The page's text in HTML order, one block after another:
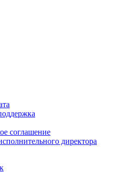
соглашение
директора